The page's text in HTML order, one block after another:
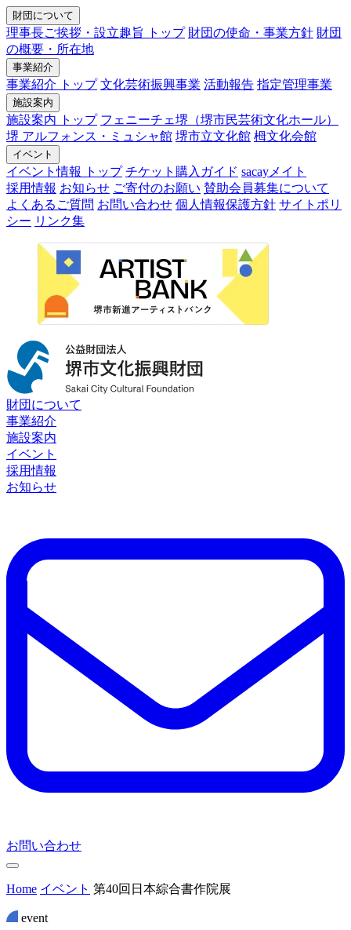
財団について
理事長ご挨拶・設立趣旨 トップ 財団の使命・事業方針 財団
の概要・所在地
事業紹介
事業紹介 トップ 文化芸術振興事業 活動報告 指定管理事業
施設案内
施設案内 トップ フェニーチェ堺（堺市民芸術文化ホール）
堺 アルフォンス・ミュシャ館 堺市立文化館 栂文化会館
イベント
イベント情報 トップ チケット購入ガイド sacayメイト
採用情報 お知らせ ご寄付のお願い 賛助会員募集について
よくあるご質問 お問い合わせ 個人情報保護方針 サイトポリ
シー リンク集
財団について
事業紹介
施設案内
イベント
採用情報
お知らせ
お問い合わせ
Home イベント 第40回日本綜合書作院展
event